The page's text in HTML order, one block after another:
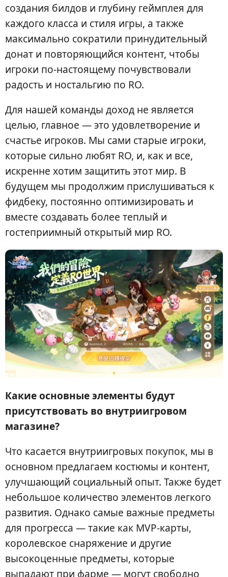
создания билдов и глубину геймплея для
каждого класса и стиля игры, а также
максимально сократили принудительный
донат и повторяющийся контент, чтобы
игроки по-настоящему почувствовали
радость и ностальгию по RO.
Для нашей команды доход не является
целью, главное — это удовлетворение и
счастье игроков. Мы сами старые игроки,
которые сильно любят RO, и, как и все,
искренне хотим защитить этот мир. В
будущем мы продолжим прислушиваться к
фидбеку, постоянно оптимизировать и
вместе создавать более теплый и
гостеприимный открытый мир RO.
Какие основные элементы будут
присутствовать во внутриигровом
магазине?
Что касается внутриигровых покупок, мы в
основном предлагаем костюмы и контент,
улучшающий социальный опыт. Также будет
небольшое количество элементов легкого
развития. Однако самые важные предметы
для прогресса — такие как MVP-карты,
королевское снаряжение и другие
высокоценные предметы, которые
выпадают при фарме — могут свободно